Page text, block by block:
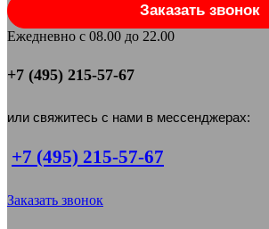
Заказать звонок
Ежедневно с 08.00 до 22.00
+7 (495) 215-57-67
или свяжитесь с нами в мессенджерах:
+7 (495) 215-57-67
Заказать звонок